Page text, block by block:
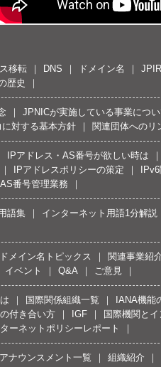
移転 DNS ドメイン名
歴史
JPNICが実施している事業につ
に対する基本方針 関連団体へのリ
IPアドレス・AS番号が欲しい時は
IPアドレスポリシーの策定
番号管理業務
語集 インターネット用語1分解説
ドメイン名トピックス 関連事業紹
イベント Q&A ご意見
国際関係組織一覧 IANA機能
付き合い方
IGF 国際機関と
ーネットポリシーレポート
ナウンスメント一覧 組織紹介